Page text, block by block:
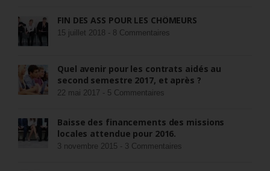
FIN DES ASS POUR LES CHÔMEURS
15 juillet 2018 - 8 Commentaires
Quel avenir pour les contrats aidés au
second semestre 2017, et après ?
22 mai 2017 - 5 Commentaires
Baisse des financements des missions
locales attendue pour 2016.
3 novembre 2015 - 3 Commentaires